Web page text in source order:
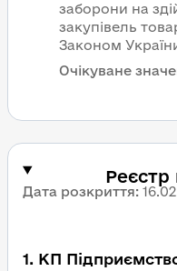
заборони на
закупівель
Законом
Очікуване
Реєстр
Дата розкриття:
1. КП